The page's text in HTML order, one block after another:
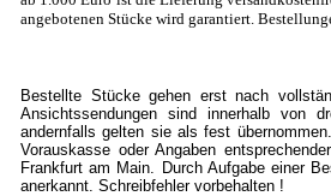
angebotenen Stücke wird garantiert.
Bestellte Stücke gehen erst nach
Ansichtssendungen sind innerhalb von
andernfalls gelten sie als fest
Vorauskasse oder Angaben
Frankfurt am Main. Durch Aufgabe einer
anerkannt. Schreibfehler vorbehalten !